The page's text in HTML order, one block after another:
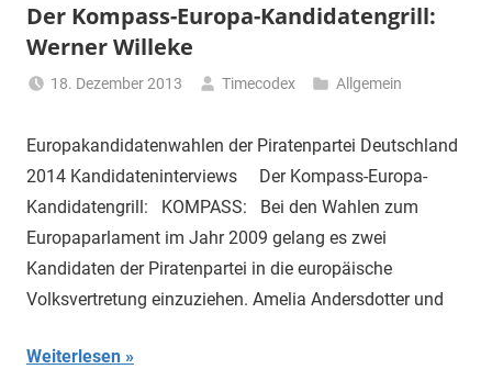
Der Kompass-Europa-Kandidatengrill:
Werner Willeke
18. Dezember 2013 Timecodex Allgemein
Europakandidatenwahlen der Piratenpartei Deutschland
2014 Kandidateninterviews Der Kompass-Europa-
Kandidatengrill: KOMPASS: Bei den Wahlen zum
Europaparlament im Jahr 2009 gelang es zwei
Kandidaten der Piratenpartei in die europäische
Volksvertretung einzuziehen. Amelia Andersdotter und
Weiterlesen